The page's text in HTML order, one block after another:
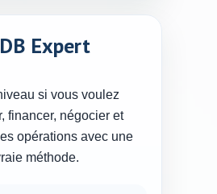
Expert
si vous voulez
financer, négocier et
opérations avec une
méthode.